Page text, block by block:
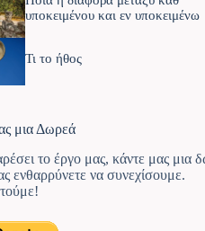
υποκειμένου και εν υποκειμένω
Τι το ήθος
μια Δωρεά
το έργο μας, κάντε μας μια
ενθαρρύνετε να συνεχίσουμε.